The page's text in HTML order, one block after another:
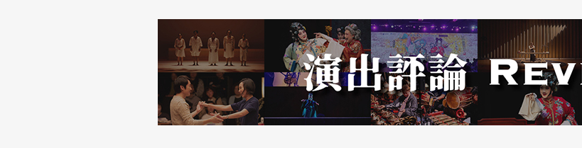
相較於卓庭竹的高挑，譚惠貞的身材就嬌小許多，或許因為這樣的嬌小，她的創作表露出東方女
性特有的柔韻。譚惠貞是文建會「舞躍大地」舞蹈比賽中相當突出的編舞者，作品表現形式多樣
化，她的創作經常維持「彈性」，無論是戲舞合一，還是跨領域嘗試，她的舞作總有讓人不失望